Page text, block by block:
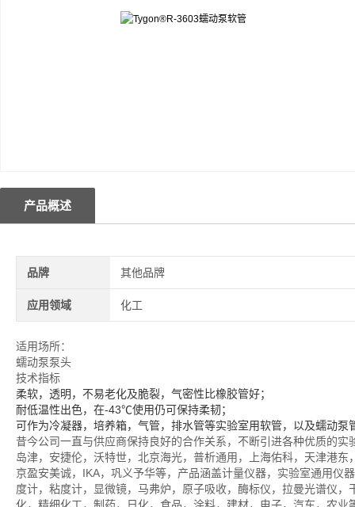
产品概述
品牌 其他品牌
应用领域 化工
适用场所：
蠕动泵泵头
技术指标
柔软，透明，不易老化及脆裂，气密性比橡胶管好；
耐低温性出色，在-43℃使用仍可保持柔韧；
可作为冷凝器，培养箱，气管，排水管等实验室用软管，以及蠕动泵
昔今公司一直与供应商保持良好的合作关系，不断引进各种优质的
岛津，安捷伦，沃特世，北京海光，普析通用，上海佑科，天津港
京盈安美诚，IKA，巩义予华等，产品涵盖计量仪器，实验室通用仪
度计，粘度计，显微镜，马弗炉，原子吸收，酶标仪，拉曼光谱仪